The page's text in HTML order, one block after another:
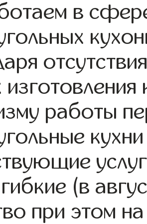
в
работы
(в
при этом